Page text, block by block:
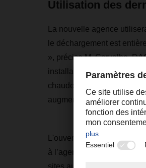
Utilisation des
La nouvelle agence
le déchargement est
», précise M. Carvalho.
installation : des
chaude et un système
augmenteront son
L'ouverture de ce site est
à l’agence d'Alverca do
sites au Portugal, et